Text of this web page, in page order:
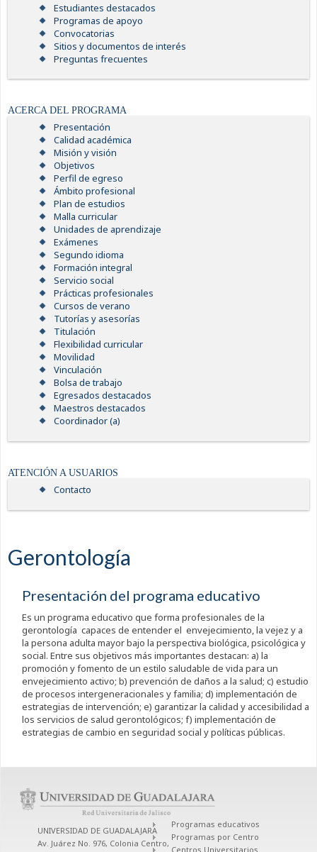
Estudiantes destacados
Programas de apoyo
Convocatorias
Sitios y documentos de interés
Preguntas frecuentes
ACERCA DEL PROGRAMA
Presentación
Calidad académica
Misión y visión
Objetivos
Perfil de egreso
Ámbito profesional
Plan de estudios
Malla curricular
Unidades de aprendizaje
Exámenes
Segundo idioma
Formación integral
Servicio social
Prácticas profesionales
Cursos de verano
Tutorías y asesorías
Titulación
Flexibilidad curricular
Movilidad
Vinculación
Bolsa de trabajo
Egresados destacados
Maestros destacados
Coordinador (a)
ATENCIÓN A USUARIOS
Contacto
Gerontología
Presentación del programa educativo
Es un programa educativo que forma profesionales de la
gerontología capaces de entender el envejecimiento, la vejez y a
la persona adulta mayor bajo la perspectiva biológica, psicológica y
social. Entre sus objetivos más importantes destacan: a) la
promoción y fomento de un estilo saludable de vida para un
envejecimiento activo; b) prevención de daños a la salud; c) estudio
de procesos intergeneracionales y familia; d) implementación de
estrategias de intervención; e) garantizar la calidad y accesibilidad a
los servicios de salud gerontológicos; f) implementación de
estrategias de cambio en seguridad social y políticas públicas.
UNIVERSIDAD DE GUADALAJARA
Av. Juárez No. 976, Colonia Centro,
Programas educativos
Programas por Centro
Centros Universitarios